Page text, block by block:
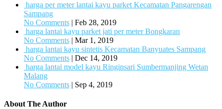
harga per meter lantai kayu parket Kecamatan Pangarengan
Sampang
No Comments | Feb 28, 2019
harga lantai kayu parket jati per meter Bongkaran
No Comments | Mar 1, 2019
harga lantai kayu sintetis Kecamatan Banyuates Sampang
No Comments | Dec 14, 2019
harga lantai model kayu Ringinsari Sumbermanjing Wetan
Malang
No Comments | Sep 4, 2019
About The Author